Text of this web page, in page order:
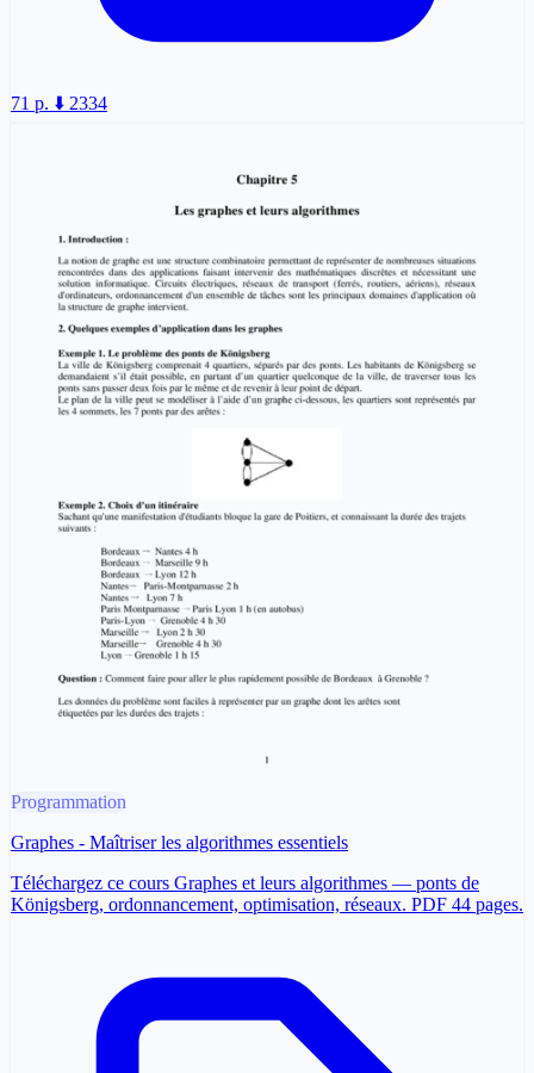
71 p. ⬇️ 2334
Programmation
Graphes - Maîtriser les algorithmes essentiels
Téléchargez ce cours Graphes et leurs algorithmes — ponts de
Königsberg, ordonnancement, optimisation, réseaux. PDF 44 pages.